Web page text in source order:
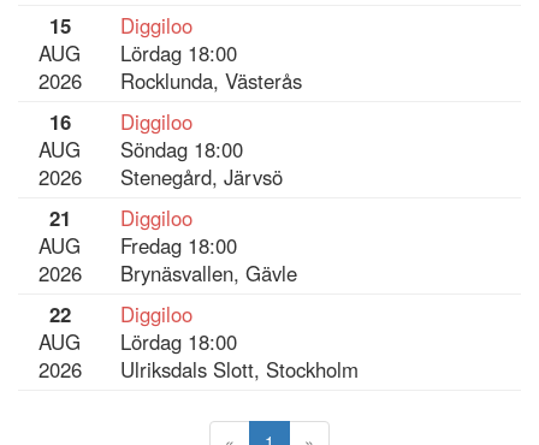
15
AUG
2026
Diggiloo
Lördag 18:00
Rocklunda, Västerås
16
AUG
2026
Diggiloo
Söndag 18:00
Stenegård, Järvsö
21
AUG
2026
Diggiloo
Fredag 18:00
Brynäsvallen, Gävle
22
AUG
2026
Diggiloo
Lördag 18:00
Ulriksdals Slott, Stockholm